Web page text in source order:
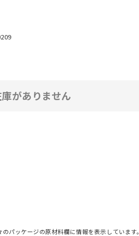
がありません
パッケージの原材料欄に情報を表示しています。